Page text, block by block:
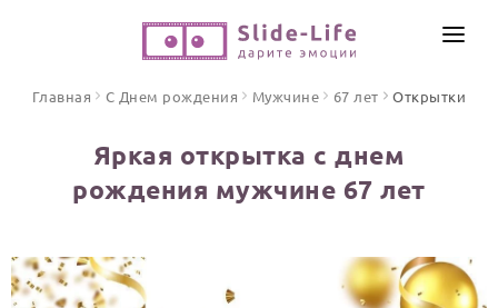
ПО ФОРМАТУ
Песни поздравления
Открытки
ИНСТРУМЕНТЫ
ЦЕНЫ
Главная С Днем рождения Мужчине 67 лет Открытки
Яркая открытка с днем
рождения мужчине 67 лет